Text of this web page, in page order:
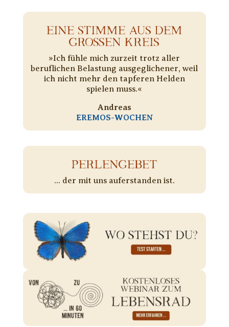
EINE STIMME AUS DEM
GROSSEN KREIS
»Ich fühle mich zurzeit trotz aller
beruflichen Belastung ausgeglichener, weil
ich nicht mehr den tapferen Helden
spielen muss.«
Andreas
EREMOS-WOCHEN
PERLENGEBET
... der mit uns auferstanden ist.